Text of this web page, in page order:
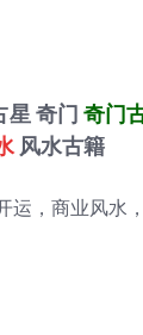
星奇门 奇门
风水古籍
，商业风水